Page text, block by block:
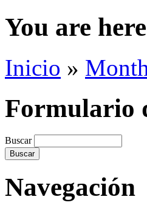
You are here
Inicio »
Formulario
Buscar
Navegación